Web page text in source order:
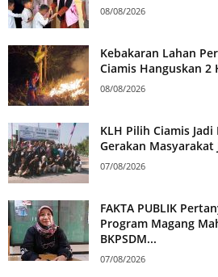
08/08/2026
Kebakaran Lahan
Ciamis Hanguskan 2
08/08/2026
KLH Pilih Ciamis Jadi
Gerakan Masyarakat
07/08/2026
FAKTA PUBLIK
Program Magang
BKPSDM...
07/08/2026